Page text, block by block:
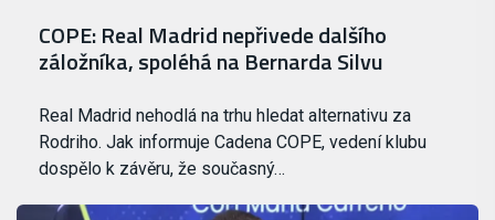
COPE: Real Madrid nepřivede dalšího
záložníka, spoléhá na Bernarda Silvu
Real Madrid nehodlá na trhu hledat alternativu za
Rodriho. Jak informuje Cadena COPE, vedení klubu
dospělo k závěru, že současný…